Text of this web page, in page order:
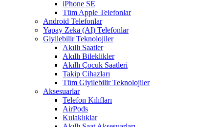
iPhone SE
Tüm Apple Telefonlar
Android Telefonlar
Yapay Zeka (AI) Telefonlar
Giyilebilir Teknolojiler
Akıllı Saatler
Akıllı Bileklikler
Akıllı Çocuk Saatleri
Takip Cihazları
Tüm Giyilebilir Teknolojiler
Aksesuarlar
Telefon Kılıfları
AirPods
Kulaklıklar